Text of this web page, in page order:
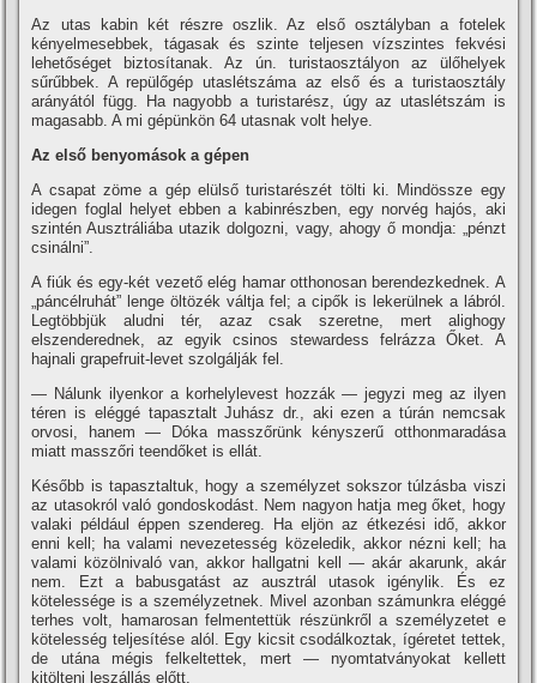
Az utas kabin két részre oszlik. Az első osztályban a fotelek
kényelmesebbek, tágasak és szinte teljesen ví­zszintes fekvési
lehetőséget biztosí­tanak. Az ún. turistaosztályon az ülőhelyek
sűrűbbek. A repülőgép utaslétszáma az első és a turistaosztály
arányától függ. Ha nagyobb a turistarész, úgy az utaslétszám is
magasabb. A mi gépünkön 64 utasnak volt helye.
Az első benyomások a gépen
A csapat zöme a gép elülső turistarészét tölti ki. Mindössze egy
idegen foglal helyet ebben a kabinrészben, egy norvég hajós, aki
szintén Ausztráliába utazik dolgozni, vagy, ahogy ő mondja: „pénzt
csinálni”.
A fiúk és egy-két vezető elég hamar otthonosan berendezkednek. A
„páncélruhát” lenge öltözék váltja fel; a cipők is lekerülnek a lábról.
Legtöbbjük aludni tér, azaz csak szeretne, mert alighogy
elszenderednek, az egyik csinos stewardess felrázza Őket. A
hajnali grapefruit-levet szolgálják fel.
— Nálunk ilyenkor a korhelylevest hozzák — jegyzi meg az ilyen
téren is eléggé tapasztalt Juhász dr., aki ezen a túrán nemcsak
orvosi, hanem — Dóka masszőrünk kényszerű otthonmaradása
miatt masszőri teendőket is ellát.
Később is tapasztaltuk, hogy a személyzet sokszor túlzásba viszi
az utasokról való gondoskodást. Nem nagyon hatja meg őket, hogy
valaki például éppen szendereg. Ha eljön az étkezési idő, akkor
enni kell; ha valami nevezetesség közeledik, akkor nézni kell; ha
valami közölnivaló van, akkor hallgatni kell — akár akarunk, akár
nem. Ezt a babusgatást az ausztrál utasok igénylik. És ez
kötelessége is a személyzetnek. Mivel azonban számunkra eléggé
terhes volt, hamarosan felmentettük részünkről a személyzetet e
kötelesség teljesí­tése alól. Egy kicsit csodálkoztak, í­géretet tettek,
de utána mégis felkeltettek, mert — nyomtatványokat kellett
kitölteni leszállás előtt.